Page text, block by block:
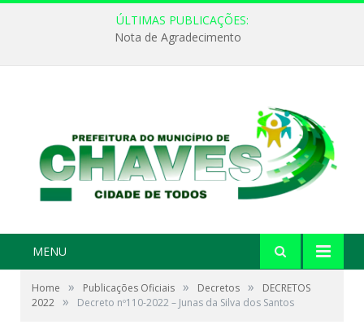
ÚLTIMAS PUBLICAÇÕES:
Nota de Agradecimento
MENU
Home » Publicações Oficiais » Decretos »
DECRETOS
2022 » Decreto nº110-2022 – Junas da Silva dos Santos